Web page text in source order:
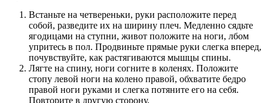
Встаньте на четвереньки, руки расположите перед
собой, разведите их на ширину плеч. Медленно сядьте
ягодицами на ступни, живот положите на ноги, лбом
упритесь в пол. Продвиньте прямые руки слегка вперед,
почувствуйте, как растягиваются мышцы спины.
Лягте на спину, ноги согните в коленях. Положите
стопу левой ноги на колено правой, обхватите бедро
правой ноги руками и слегка потяните его на себя.
Повторите в другую сторону.